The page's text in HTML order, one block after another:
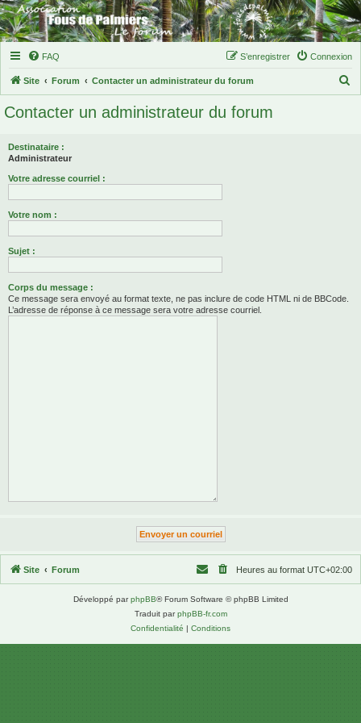
FAQ Connexion
S’enregistrer
Site Forum Contacter un administrateur du forum
Contacter un administrateur du forum
Destinataire :
Administrateur
Votre adresse courriel :
Votre nom :
Sujet :
Corps du message :
Ce message sera envoyé au format texte, ne pas inclure de code HTML ni de BBCode.
L’adresse de réponse à ce message sera votre adresse courriel.
Site Forum Heures au format UTC+02:00
Développé parphpBB® Forum Software © phpBB Limited
Traduit parphpBB-fr.com
Confidentialité | Conditions